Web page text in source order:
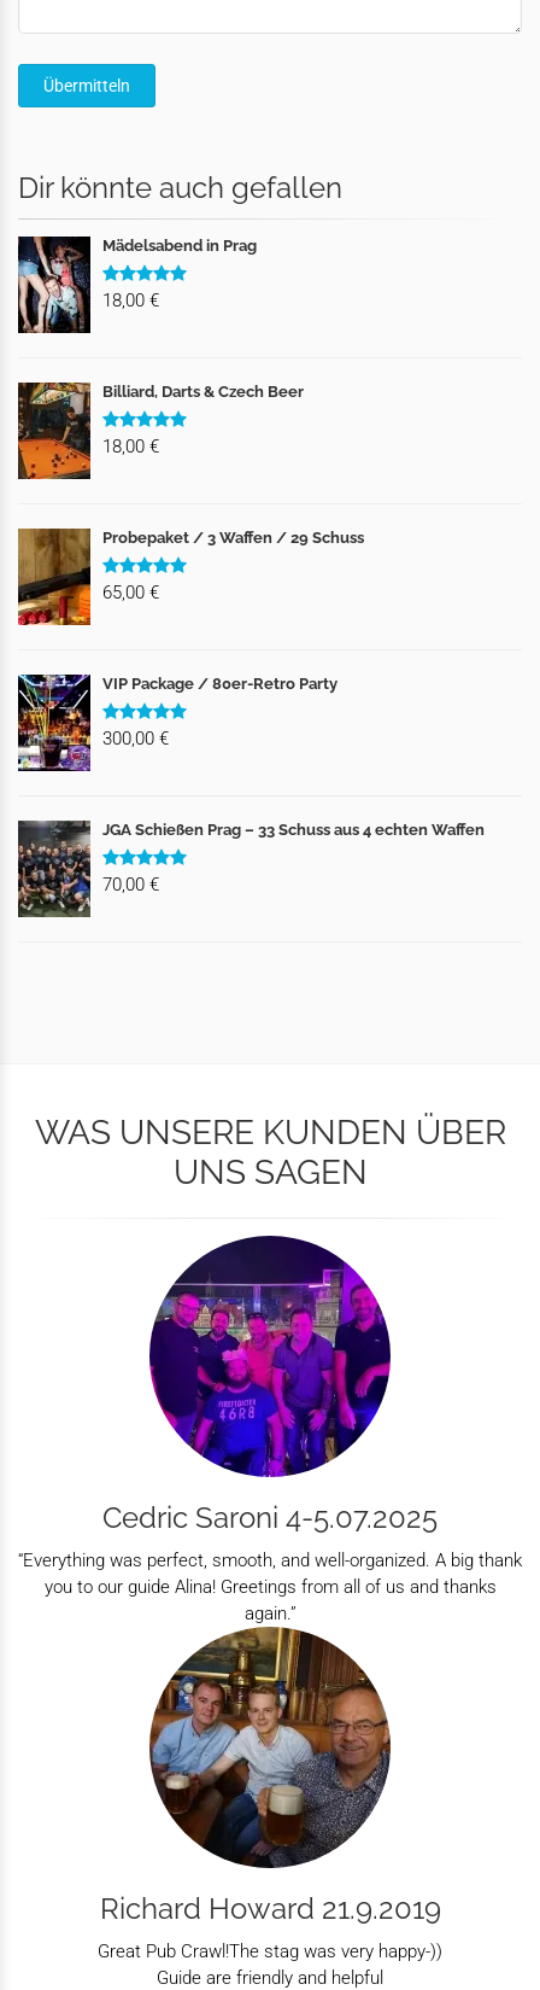
Dir könnte auch gefallen
Mädelsabend in Prag
18,00 €
Billiard, Darts & Czech Beer
18,00 €
Probepaket / 3 Waffen / 29 Schuss
65,00 €
VIP Package / 80er-Retro Party
300,00 €
JGA Schießen Prag – 33 Schuss aus 4 echten Waffen
70,00 €
WAS UNSERE KUNDEN ÜBER
UNS SAGEN
Cedric Saroni 4-5.07.2025
“Everything was perfect, smooth, and well-organized. A big thank
you to our guide Alina! Greetings from all of us and thanks
again.”
Richard Howard 21.9.2019
Great Pub Crawl!The stag was very happy-))
Guide are friendly and helpful